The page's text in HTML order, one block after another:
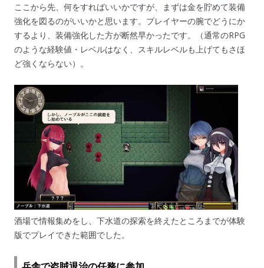
ここから先、何をすればいいかですが、まずは金を貯めて装備
強化を図るのがいいかと思います。プレイヤーの腕でどうにか
するより、装備強化した方が断然早かったです。（通常のRPG
のような経験値・レベルはなく、スキルレベルも上げてもさほ
ど強くならない）。
酒場で情報集めをし、下水道の探索を終えたところまでが体験
版でプレイできた範囲でした。